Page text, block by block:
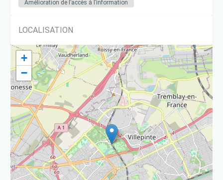
Amélioration de l’accès à l’information
LOCALISATION
+
−